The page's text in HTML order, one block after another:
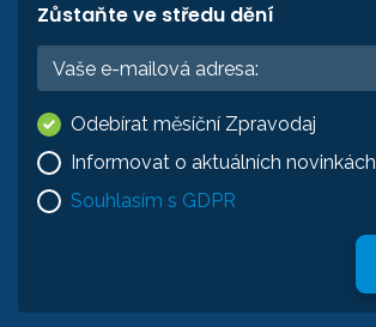
Zůstaňte ve středu dění
Odebírat měsíční Zpravodaj
Informovat o aktuálních novinkách
Souhlasím s GDPR